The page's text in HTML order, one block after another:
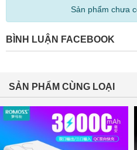
Sản phẩm chưa
BÌNH LUẬN FACEBOOK
SẢN PHẨM CÙNG LOẠI